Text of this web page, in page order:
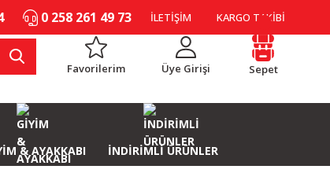
0 258 261 49 73 İLETİŞİM KARGO TAKİBİ
Favorilerim Üye Girişi Sepet
& AYAKKABI İNDİRİMLİ ÜRÜNLER